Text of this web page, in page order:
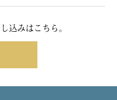
込みはこちら。